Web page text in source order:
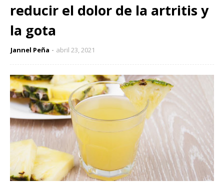
reducir el dolor de la artritis y
la gota
Jannel Peña abril 23, 2021